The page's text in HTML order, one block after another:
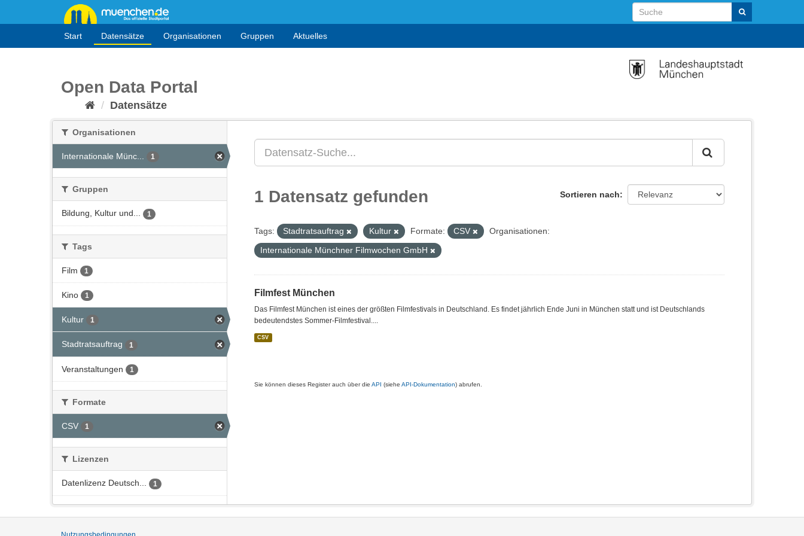
Start Datensätze Organisationen Gruppen Aktuelles
Open Data Portal
Datensätze
Organisationen
Internationale Münc... 1
Gruppen
Bildung, Kultur und... 1
Tags
Film 1
Kino 1
Kultur 1
Stadtratsauftrag 1
Veranstaltungen 1
Formate
CSV 1
Lizenzen
Datenlizenz Deutsch... 1
Sortieren nach
1 Datensatz gefunden
Tags: Stadtratsauftrag Kultur Formate: CSV
Organisationen:
Internationale Münchner Filmwochen GmbH
Filmfest München
Das Filmfest München ist eines der größten Filmfestivals in Deutschland. Es findet jährlich Ende Juni in München statt und ist Deutschlands
bedeutendstes Sommer-Filmfestival....
CSV
Sie können dieses Register auch über die API (siehe API-Dokumentation) abrufen.